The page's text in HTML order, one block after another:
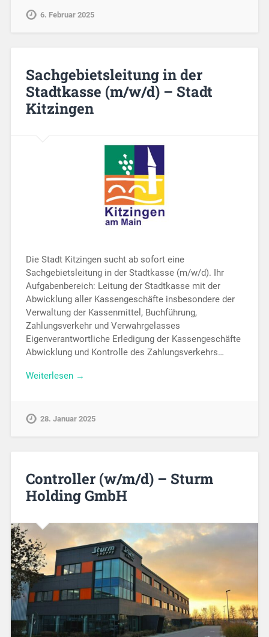
6. Februar 2025
Sachgebietsleitung in der
Stadtkasse (m/w/d) – Stadt
Kitzingen
Die Stadt Kitzingen sucht ab sofort eine
Sachgebietsleitung in der Stadtkasse (m/w/d). Ihr
Aufgabenbereich: Leitung der Stadtkasse mit der
Abwicklung aller Kassengeschäfte insbesondere der
Verwaltung der Kassenmittel, Buchführung,
Zahlungsverkehr und Verwahrgelasses
Eigenverantwortliche Erledigung der Kassengeschäfte
Abwicklung und Kontrolle des Zahlungsverkehrs…
Weiterlesen →
28. Januar 2025
Controller (w/m/d) – Sturm
Holding GmbH